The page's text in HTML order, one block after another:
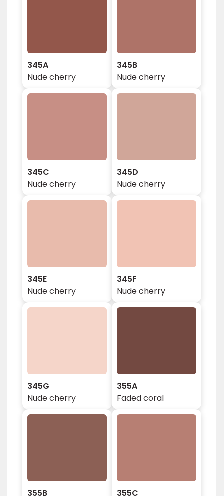
345A
Nude cherry
345B
Nude cherry
345C
Nude cherry
345D
Nude cherry
345E
Nude cherry
345F
Nude cherry
345G
Nude cherry
355A
Faded coral
355B 355C